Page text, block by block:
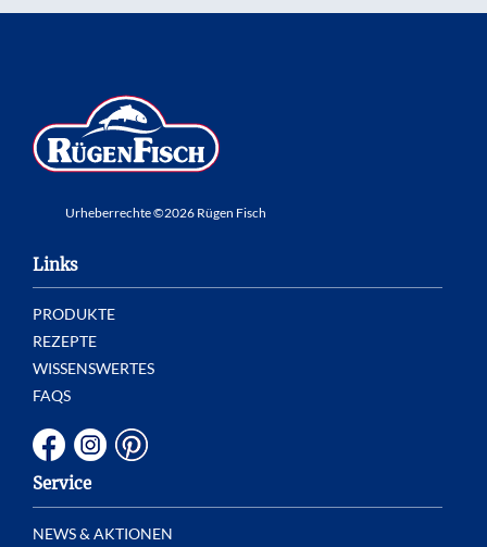
Urheberrechte ©2026 Rügen Fisch
Links
PRODUKTE
REZEPTE
WISSENSWERTES
FAQS
Service
NEWS & AKTIONEN